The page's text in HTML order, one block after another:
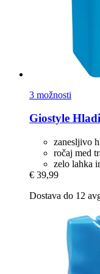
3 možnosti
Giostyle
zanesljivo
ročaj med
zelo lahka
€ 39,99
Dostava do 12